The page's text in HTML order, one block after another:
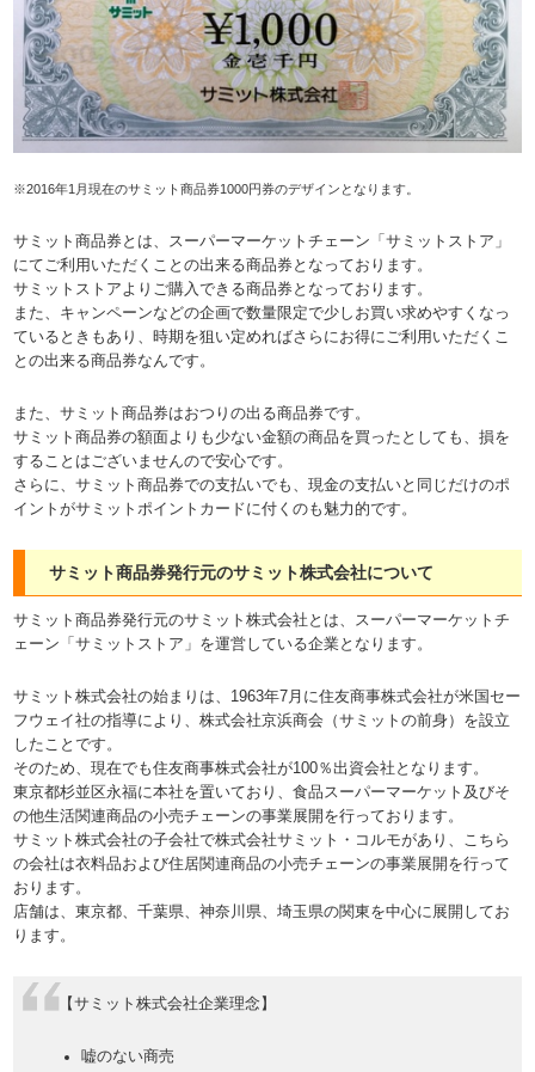
※2016年1月現在のサミット商品券1000円券のデザインとなります。
サミット商品券とは、スーパーマーケットチェーン「サミットストア」
にてご利用いただくことの出来る商品券となっております。
サミットストアよりご購入できる商品券となっております。
また、キャンペーンなどの企画で数量限定で少しお買い求めやすくなっ
ているときもあり、時期を狙い定めればさらにお得にご利用いただくこ
との出来る商品券なんです。
また、サミット商品券はおつりの出る商品券です。
サミット商品券の額面よりも少ない金額の商品を買ったとしても、損を
することはございませんので安心です。
さらに、サミット商品券での支払いでも、現金の支払いと同じだけのポ
イントがサミットポイントカードに付くのも魅力的です。
サミット商品券発行元のサミット株式会社について
サミット商品券発行元のサミット株式会社とは、スーパーマーケットチ
ェーン「サミットストア」を運営している企業となります。
サミット株式会社の始まりは、1963年7月に住友商事株式会社が米国セー
フウェイ社の指導により、株式会社京浜商会（サミットの前身）を設立
したことです。
そのため、現在でも住友商事株式会社が100％出資会社となります。
東京都杉並区永福に本社を置いており、食品スーパーマーケット及びそ
の他生活関連商品の小売チェーンの事業展開を行っております。
サミット株式会社の子会社で株式会社サミット・コルモがあり、こちら
の会社は衣料品および住居関連商品の小売チェーンの事業展開を行って
おります。
店舗は、東京都、千葉県、神奈川県、埼玉県の関東を中心に展開してお
ります。
【サミット株式会社企業理念】
嘘のない商売